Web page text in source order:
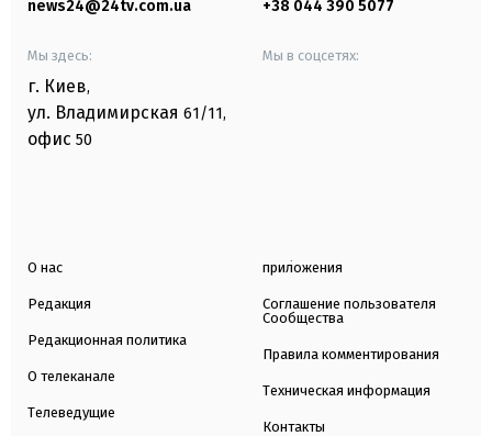
news24@24tv.com.ua +38 044 390 5077
Мы здесь:
г. Киев,
ул. Владимирская 61/11,
офис 50
Мы в соцсетях:
О нас
Редакция
Редакционная политика
О телеканале
Телеведущие
приложения
Соглашение пользователя
Сообщества
Правила комментирования
Техническая информация
Контакты